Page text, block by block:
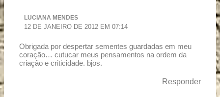
LUCIANA MENDES
12 DE JANEIRO DE 2012 EM 07:14
Obrigada por despertar sementes guardadas em meu
coração… cutucar meus pensamentos na ordem da
criação e criticidade. bjos.
Responder